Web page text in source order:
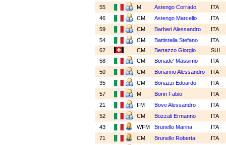
55
M Astengo Corrado
ITA
46
CM Astengo Marcello
ITA
59
CM Barberi Alessandro
ITA
54
CM Battistella Stefano
ITA
62
CM Bertazzo Giorgio
SUI
58
CM Bonade' Massimo
ITA
50
CM Bonanno Alessandro
ITA
35
CM Bonazzi Edoardo
ITA
57
M Borin Fabio
ITA
21
FM Bove Alessandro
ITA
52
CM Bozzali Ermanno
ITA
43
WFM Brunello Marina
ITA
71
CM Brunello Roberta
ITA